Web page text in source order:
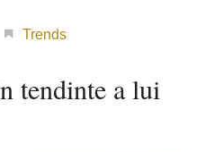
Trends
tendinte a lui